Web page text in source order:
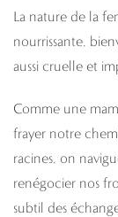
La nature de la
nourrissante,
aussi cruelle et
Comme une
frayer notre
racines, on
renégocier nos
subtil des